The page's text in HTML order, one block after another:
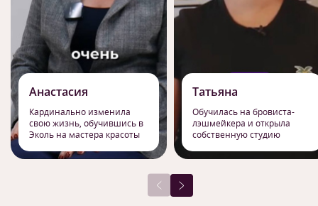
Анастасия
Кардинально изменила
свою жизнь, обучившись в
Эколь на мастера красоты
Татьяна
Обучилась на бровиста-
лэшмейкера и открыла
собственную студию